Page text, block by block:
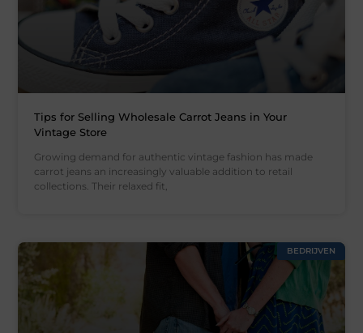
Tips for Selling Wholesale Carrot Jeans in Your
Vintage Store
Growing demand for authentic vintage fashion has made
carrot jeans an increasingly valuable addition to retail
collections. Their relaxed fit,
BEDRIJVEN